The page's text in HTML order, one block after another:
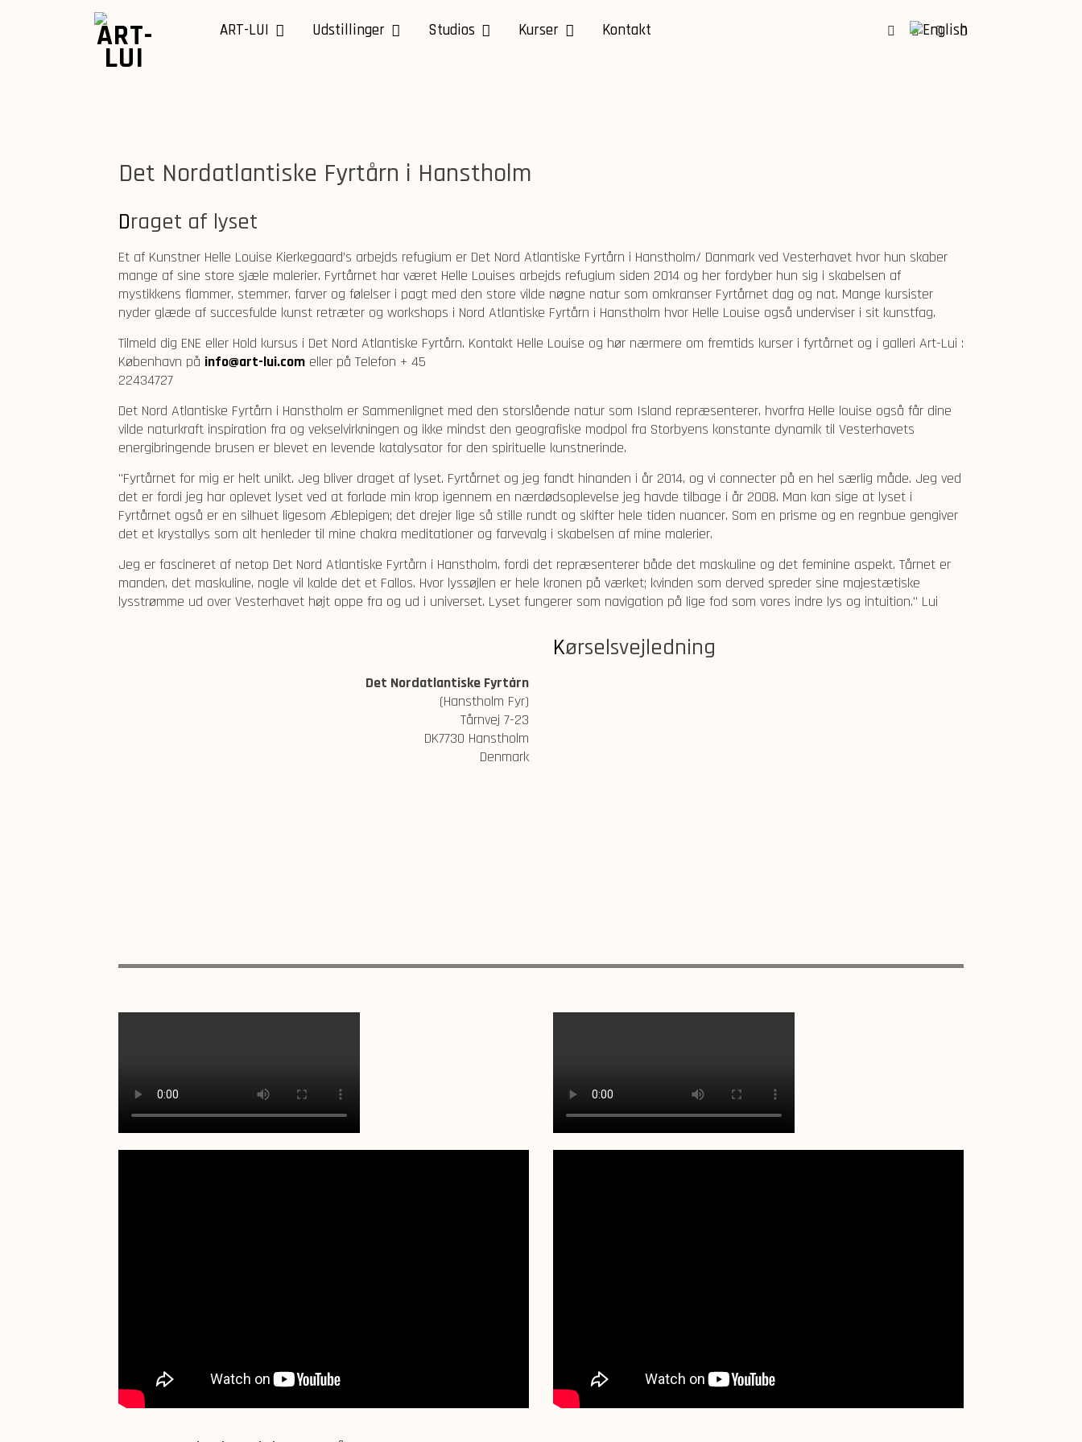
ART-LUI Udstillinger Studios Kurser Kontakt
Det Nordatlantiske Fyrtårn i Hanstholm
Draget af lyset
Et af Kunstner Helle Louise Kierkegaard’s arbejds refugium er Det Nord Atlantiske Fyrtårn i Hanstholm/ Danmark ved Vesterhavet hvor hun skaber
mange af sine store sjæle malerier. Fyrtårnet har været Helle Louises arbejds refugium siden 2014 og her fordyber hun sig i skabelsen af
mystikkens flammer, stemmer, farver og følelser i pagt med den store vilde nøgne natur som omkranser Fyrtårnet dag og nat. Mange kursister
nyder glæde af succesfulde kunst retræter og workshops i Nord Atlantiske Fyrtårn i Hanstholm hvor Helle Louise også underviser i sit kunstfag.
Tilmeld dig ENE eller Hold kursus i Det Nord Atlantiske Fyrtårn. Kontakt Helle Louise og hør nærmere om fremtids kurser i fyrtårnet og i galleri Art-Lui :
København på info@art-lui.com eller på Telefon + 45
22434727
Det Nord Atlantiske Fyrtårn i Hanstholm er Sammenlignet med den storslående natur som Island repræsenterer, hvorfra Helle louise også får dine
vilde naturkraft inspiration fra og vekselvirkningen og ikke mindst den geografiske modpol fra Storbyens konstante dynamik til Vesterhavets
energibringende brusen er blevet en levende katalysator for den spirituelle kunstnerinde.
"Fyrtårnet for mig er helt unikt. Jeg bliver draget af lyset. Fyrtårnet og jeg fandt hinanden i år 2014, og vi connecter på en hel særlig måde. Jeg ved
det er fordi jeg har oplevet lyset ved at forlade min krop igennem en nærdødsoplevelse jeg havde tilbage i år 2008. Man kan sige at lyset i
Fyrtårnet også er en silhuet ligesom Æblepigen; det drejer lige så stille rundt og skifter hele tiden nuancer. Som en prisme og en regnbue gengiver
det et krystallys som alt henleder til mine chakra meditationer og farvevalg i skabelsen af mine malerier.
Jeg er fascineret af netop Det Nord Atlantiske Fyrtårn i Hanstholm, fordi det repræsenterer både det maskuline og det feminine aspekt. Tårnet er
manden, det maskuline, nogle vil kalde det et Fallos. Hvor lyssøjlen er hele kronen på værket; kvinden som derved spreder sine majestætiske
lysstrømme ud over Vesterhavet højt oppe fra og ud i universet. Lyset fungerer som navigation på lige fod som vores indre lys og intuition." Lui
Det Nordatlantiske Fyrtårn
(Hanstholm Fyr)
Tårnvej 7-23
DK7730 Hanstholm
Denmark
Kørselsvejledning